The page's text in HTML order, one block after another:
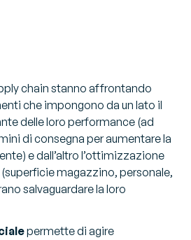
chain stanno affrontando
che impongono da un lato il
delle loro performance (ad
di consegna per aumentare la
e dall’altro l’ottimizzazione
magazzino, personale,
salvaguardare la loro
permette di agire